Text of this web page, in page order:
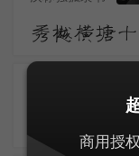
商用授